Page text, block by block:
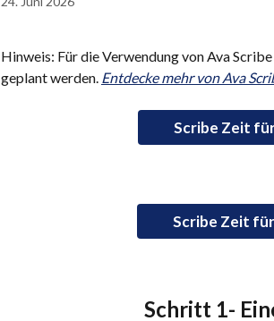
Hinweis: Für die Verwendung von Ava
geplant werden. Entdecke mehr von Ava
Scribe Zeit
Scribe Zeit
Schritt 1-